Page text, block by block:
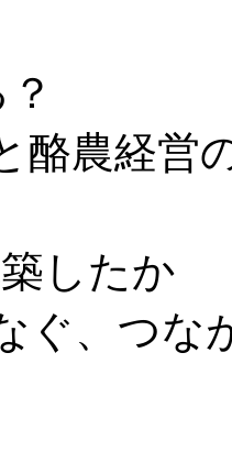
酪農経
したか
ぐ、つ